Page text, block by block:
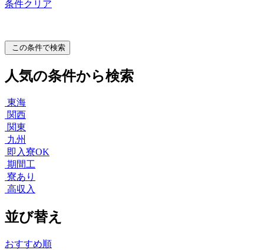
条件クリア
この条件で検索
人気の条件から検索
東海
関西
関東
九州
即入寮OK
期間工
寮あり
高収入
並び替え
おすすめ順